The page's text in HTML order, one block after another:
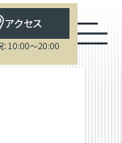
アクセス
：10:00～20:00